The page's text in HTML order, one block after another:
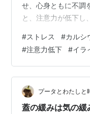
せ、心身ともに不調
と、注意力が低下し
きな事故や病気を引
ことがとても大切で
ム」と「マグネシウ
やマグネシウムをと
ます。逆に不足する
神経の興奮が収まら
#ストレス #カルシ
#注意力低下 #イラ
プータとわたしと
蓋の緩みは気の緩